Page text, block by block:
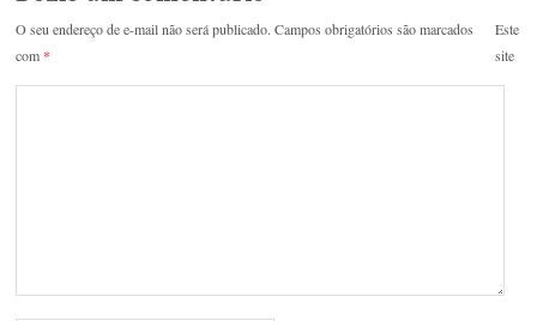
O seu endereço de e-mail não será publicado. Campos obrigatórios são marcados
com *
Este
site